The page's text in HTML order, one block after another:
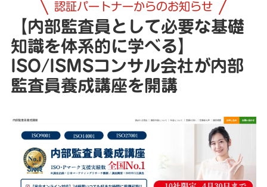
認証パートナーからのお知らせ
【内部監査員として必要な基礎
知識を体系的に学べる】
ISO/ISMSコンサル会社が内部
監査員養成講座を開講